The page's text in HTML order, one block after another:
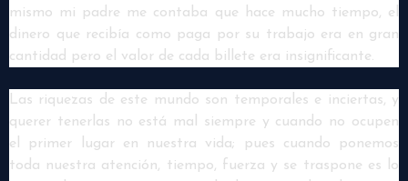
mismo mi padre me contaba que hace mucho tiempo, el
dinero que recibía como paga por su trabajo era en gran
cantidad pero el valor de cada billete era insignificante.
Las riquezas de este mundo son temporales e inciertas, y
querer tenerlas no está mal siempre y cuando no ocupen
el primer lugar en nuestra vida; pues cuando ponemos
toda nuestra atención, tiempo, fuerza y se traspone es lo